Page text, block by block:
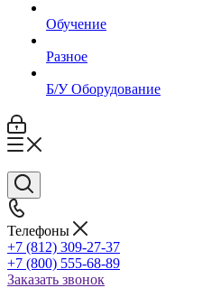
Обучение
Разное
Б/У Оборудование
Телефоны
+7 (812) 309-27-37
+7 (800) 555-68-89
Заказать звонок